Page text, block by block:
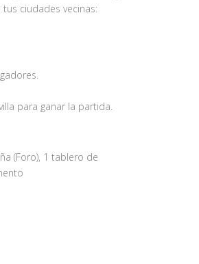
ciudades vecinas:
para ganar la partida.
(Foro), 1 tablero de